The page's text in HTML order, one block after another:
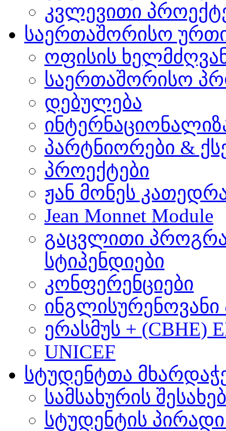
კვლევითი
საერთაშორისო
ოფისის
საერთაშორისო
დებულება
პარტნიორები &
პროექტები
ჟან მონეს
Jean Monnet Module
გაცვლითი
სტიპენდიები
კონფერენციები
ერასმუს + (CBHE)
UNICEF
სტუდენტთა
სამსახურის შესახებ
სტუდენტის